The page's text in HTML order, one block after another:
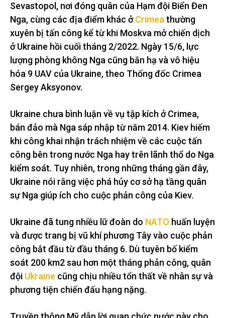
Sevastopol, nơi đóng quân của Hạm đội Biển Đen
Nga, cùng các địa điểm khác ởCrimea thường
xuyên bị tấn công kể từ khi Moskva mở chiến dịch
ở Ukraine hồi cuối tháng 2/2022. Ngày 15/6, lực
lượng phòng không Nga cũng bắn hạ và vô hiệu
hóa 9 UAV của Ukraine, theo Thống đốc Crimea
Sergey Aksyonov.
Ukraine chưa bình luận về vụ tập kích ở Crimea,
bán đảo mà Nga sáp nhập từ năm 2014. Kiev hiếm
khi công khai nhận trách nhiệm về các cuộc tấn
công bên trong nước Nga hay trên lãnh thổ do Nga
kiểm soát. Tuy nhiên, trong những tháng gần đây,
Ukraine nói rằng việc phá hủy cơ sở hạ tầng quân
sự Nga giúp ích cho cuộc phản công của Kiev.
Ukraine đã tung nhiều lữ đoàn do NATO huấn luyện
và được trang bị vũ khí phương Tây vào cuộc phản
công bắt đầu từ đầu tháng 6. Dù tuyên bố kiểm
soát 200 km2 sau hơn một tháng phản công, quân
đội Ukraine cũng chịu nhiều tổn thất về nhân sự và
phương tiện chiến đấu hạng nặng.